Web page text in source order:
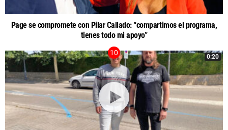
Page se compromete con Pilar Callado: “compartimos el programa,
tienes todo mi apoyo”
0:20